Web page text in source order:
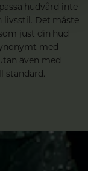
hudvård inte
livsstil. Det måste
just din hud
med
även med
standard.